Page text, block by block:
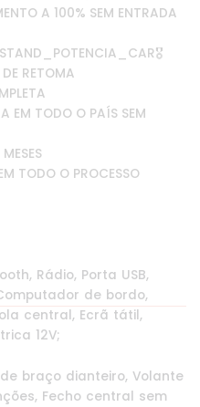
A 100% SEM ENTRADA
STAND_POTENCIA_CAR🎖
RETOMA
EM TODO O PAÍS SEM
TODO O PROCESSO
Rádio, Porta USB,
de bordo,
central, Ecrã tátil,
12V;
braço dianteiro, Volante
Fecho central sem